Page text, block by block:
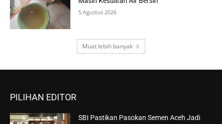
5 Agustus 2026
Muat lebih banyak
PILIHAN EDITOR
SBI Pastikan Pasokan Semen Aceh Jadi